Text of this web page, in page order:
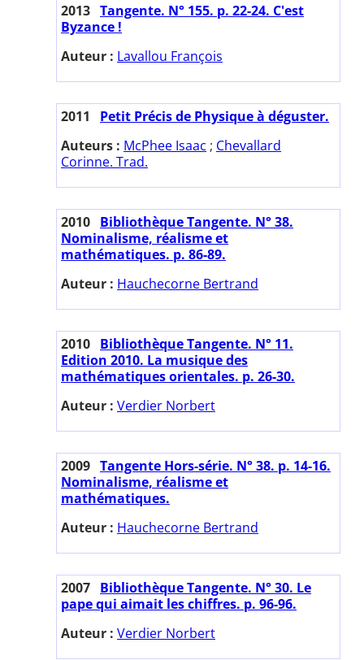
2013 Tangente. N° 155. p. 22-24. C'est
Byzance !
Auteur : Lavallou François
2011
Petit Précis de Physique à déguster.
Auteurs : McPhee Isaac ; Chevallard
Corinne. Trad.
2010 Bibliothèque Tangente. N° 38.
Nominalisme, réalisme et
mathématiques. p. 86-89.
Auteur : Hauchecorne Bertrand
2010 Bibliothèque Tangente. N° 11.
Edition 2010. La musique des
mathématiques orientales. p. 26-30.
Auteur : Verdier Norbert
2009 Tangente Hors-série. N° 38. p. 14-16.
Nominalisme, réalisme et
mathématiques.
Auteur : Hauchecorne Bertrand
2007 Bibliothèque Tangente. N° 30. Le
pape qui aimait les chiffres. p. 96-96.
Auteur : Verdier Norbert